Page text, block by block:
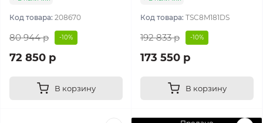
Код товара: 208670
80 944 р -10%
72 850 р
В корзину
Код товара: TSC8M181DS
192 833 р -10%
173 550 р
В корзину